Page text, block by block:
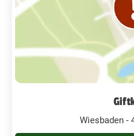
Wiesbaden -